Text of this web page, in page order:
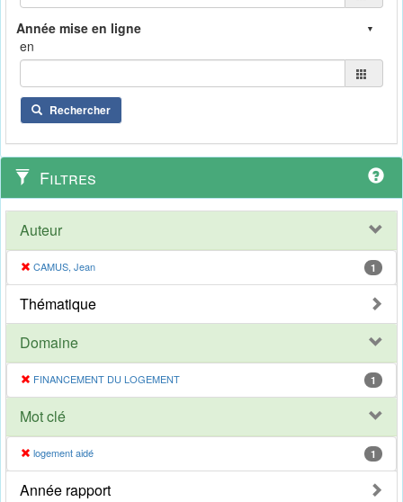
en
Rechercher
Filtres
Auteur
CAMUS, Jean 1
Thématique
Domaine
FINANCEMENT DU LOGEMENT 1
Mot clé
logement aidé 1
Année rapport